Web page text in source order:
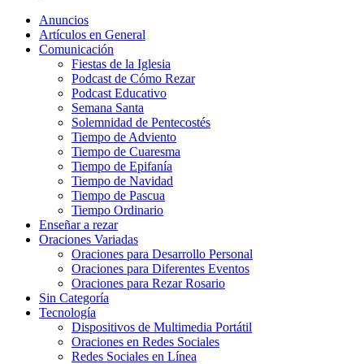
Anuncios
Artículos en General
Comunicación
Fiestas de la Iglesia
Podcast de Cómo Rezar
Podcast Educativo
Semana Santa
Solemnidad de Pentecostés
Tiempo de Adviento
Tiempo de Cuaresma
Tiempo de Epifanía
Tiempo de Navidad
Tiempo de Pascua
Tiempo Ordinario
Enseñar a rezar
Oraciones Variadas
Oraciones para Desarrollo Personal
Oraciones para Diferentes Eventos
Oraciones para Rezar Rosario
Sin Categoría
Tecnología
Dispositivos de Multimedia Portátil
Oraciones en Redes Sociales
Redes Sociales en Línea